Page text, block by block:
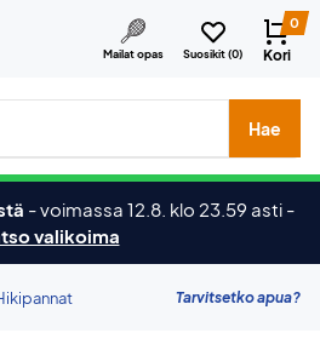
Mailat opas Suosikit (0)
0
Kori
merkkejä jne.
Hae
-voimassa 12.8. klo 23.59 asti -
valikoima
Tarvitsetko apua?